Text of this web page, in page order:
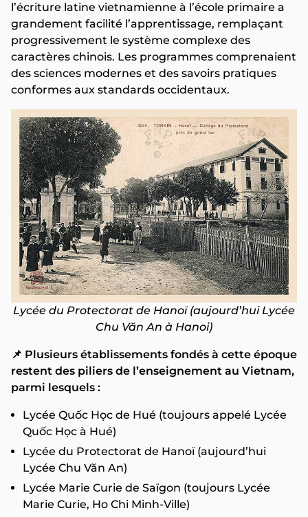
l’écriture latine vietnamienne à l’école primaire a
grandement facilité l’apprentissage, remplaçant
progressivement le système complexe des
caractères chinois. Les programmes comprenaient
des sciences modernes et des savoirs pratiques
conformes aux standards occidentaux.
Lycée du Protectorat de Hanoï (aujourd’hui Lycée
Chu Văn An à Hanoi)
📌 Plusieurs établissements fondés à cette époque
restent des piliers de l’enseignement au Vietnam,
parmi lesquels :
Lycée Quốc Học de Hué (toujours appelé Lycée
Quốc Học à Hué)
Lycée du Protectorat de Hanoï (aujourd’hui
Lycée Chu Văn An)
Lycée Marie Curie de Saïgon (toujours Lycée
Marie Curie, Ho Chi Minh-Ville)